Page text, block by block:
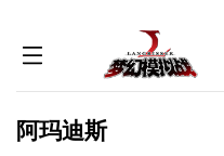
阿玛迪斯